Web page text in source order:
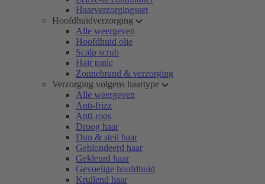
Haarverzorgingsset
Hoofdhuidverzorging
Alle weergeven
Hoofdhuid olie
Scalp scrub
Hair tonic
Zonnebrand & verzorging
Verzorging volgens haartype
Alle weergeven
Anti-frizz
Anti-roos
Droog haar
Dun & steil haar
Geblondeerd haar
Gekleurd haar
Gevoelige hoofdhuid
Krullend haar